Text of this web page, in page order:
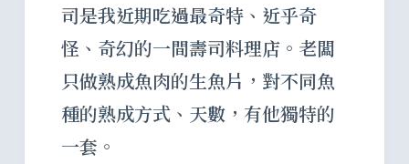
司是我近期吃過最奇特、近乎奇
怪、奇幻的一間壽司料理店。老闆
只做熟成魚肉的生魚片，對不同魚
種的熟成方式、天數，有他獨特的
一套。